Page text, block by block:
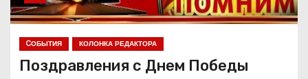
CОБЫТИЯ КОЛОНКА РЕДАКТОРА
Поздравления с Днем Победы